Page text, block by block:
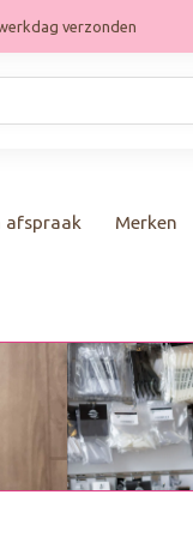
boven de €75
afspraak Merken